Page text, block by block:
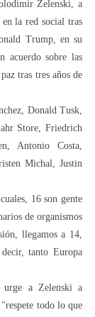
Zelenski, a
la red social tras
Trump, en su
acuerdo sobre las
tras tres años de
Donald Tusk,
Store, Friedrich
Antonio Costa,
Michal, Justin
16 son gente
de organismos
llegamos a 14,
tanto Europa
a Zelenski a
todo lo que